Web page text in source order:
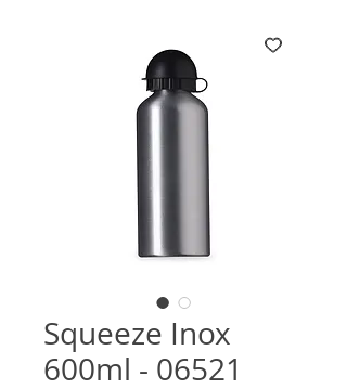
Squeeze Inox
600ml - 06521